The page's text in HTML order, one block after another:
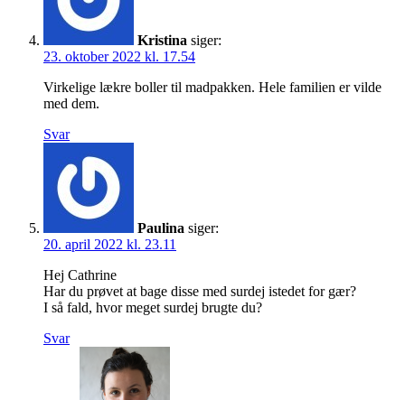
Kristina siger:
23. oktober 2022 kl. 17.54
Virkelige lækre boller til madpakken. Hele familien er vilde
med dem.
Svar
Paulina siger:
20. april 2022 kl. 23.11
Hej Cathrine
Har du prøvet at bage disse med surdej istedet for gær?
I så fald, hvor meget surdej brugte du?
Svar